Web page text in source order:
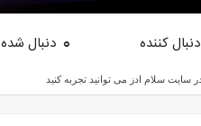
دنبال کننده 0 دنبال شده
سایت سلام ادز می توانید تجربه کنید